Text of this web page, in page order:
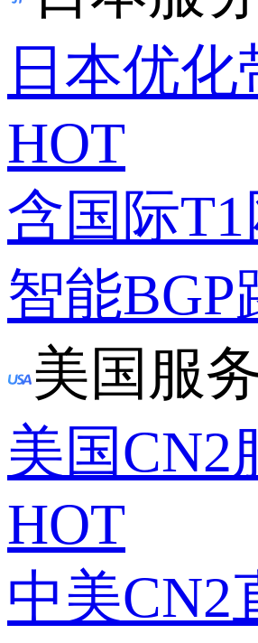
日本优
HOT
含国际
智能
美国服
美国CN2
HOT
中美CN2